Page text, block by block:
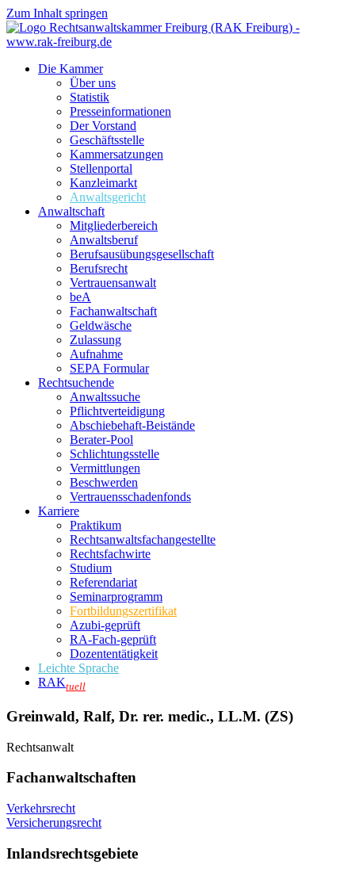
Zum Inhalt springen
Die Kammer
Über uns
Statistik
Presseinformationen
Der Vorstand
Geschäftsstelle
Kammersatzungen
Stellenportal
Kanzleimarkt
Anwaltsgericht
Anwaltschaft
Mitgliederbereich
Anwaltsberuf
Berufsausübungs­gesellschaft
Berufsrecht
Vertrauensanwalt
beA
Fachanwaltschaft
Geldwäsche
Zulassung
Aufnahme
SEPA Formular
Rechtsuchende
Anwaltssuche
Pflichtverteidigung
Abschiebehaft-Beistände
Berater-Pool
Schlichtungsstelle
Vermittlungen
Beschwerden
Vertrauensschadenfonds
Karriere
Praktikum
Rechtsanwalts­fachangestellte
Rechtsfachwirte
Studium
Referendariat
Seminarprogramm
Fortbildungszertifikat
Azubi-geprüft
RA-Fach-geprüft
Dozententätigkeit
Leichte Sprache
RAKtuell
Greinwald, Ralf, Dr. rer. medic., LL.M. (ZS)
Rechtsanwalt
Fachanwaltschaften
Verkehrsrecht
Versicherungsrecht
Inlandsrechtsgebiete